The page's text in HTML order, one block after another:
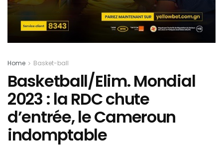
Home Basket-ball
Basketball/Elim. Mondial
2023 : la RDC chute
d’entrée, le Cameroun
indomptable